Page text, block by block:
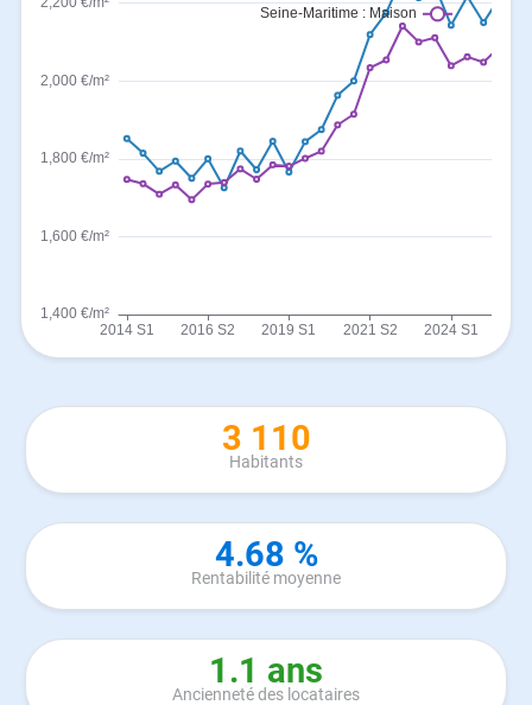
3 110
Habitants
4.68 %
Rentabilité moyenne
1.1 ans
Ancienneté des locataires